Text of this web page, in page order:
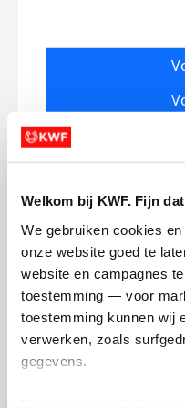
Welkom bij KWF. Fijn
We gebruiken cookies
onze website goed te
website en campagnes
toestemming — voor
toestemming kunnen wij
verwerken, zoals
gegevens.
Creditcard
Referentie